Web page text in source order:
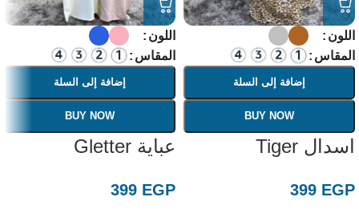
اللون
المقاس
إضافة إلى السلة
BUY NOW
اسدال Tiger
399 EGP
اللون
المقاس
إضافة إلى السلة
BUY NOW
عباية Gletter
399 EGP